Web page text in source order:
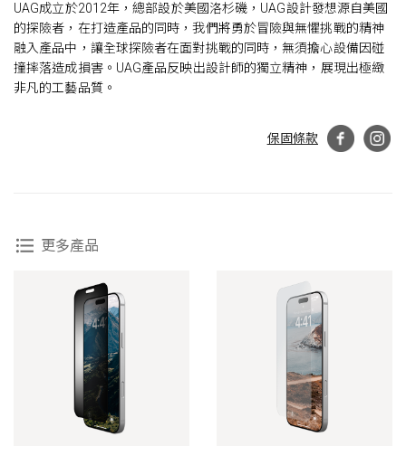
UAG成立於2012年，總部設於美國洛杉磯，UAG設計發想源自美國
的探險者，在打造產品的同時，我們將勇於冒險與無懼挑戰的精神
融入產品中，讓全球探險者在面對挑戰的同時，無須擔心設備因碰
撞摔落造成損害。UAG產品反映出設計師的獨立精神，展現出極緻
非凡的工藝品質。
保固條款
更多產品